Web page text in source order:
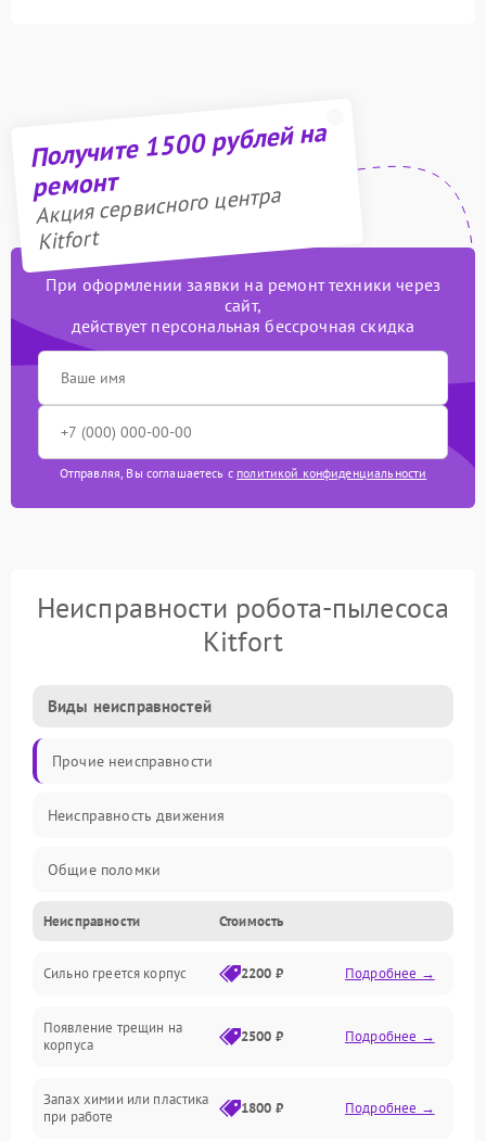
Получите 1500 рублей на
ремонт
Акция сервисного центра
Kitfort
При оформлении заявки на ремонт техники через
сайт,
действует персональная бессрочная скидка
Отправляя, Вы соглашаетесь с политикой конфиденциальности
Неисправности робота-пылесоса
Kitfort
Виды неисправностей
Прочие неисправности
Неисправность движения
Общие поломки
Неисправность датчиков
Неисправность программного обеспечения
Проблемы с сигналом
Неисправности Стоимость
Сильно греется корпус 2200 ₽ Подробнее →
Появление трещин на
корпуса
2500 ₽ Подробнее →
Запах химии или пластика
при работе
1800 ₽ Подробнее →